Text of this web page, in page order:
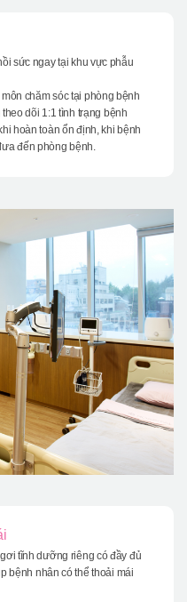
sức ngay tại khu vực phẫu
chăm sóc tại phòng bệnh
dõi 1:1 tình trạng bệnh
hoàn toàn ổn định, khi bệnh
đến phòng bệnh.
tĩnh dưỡng riêng có đầy đủ
bệnh nhân có thể thoải mái